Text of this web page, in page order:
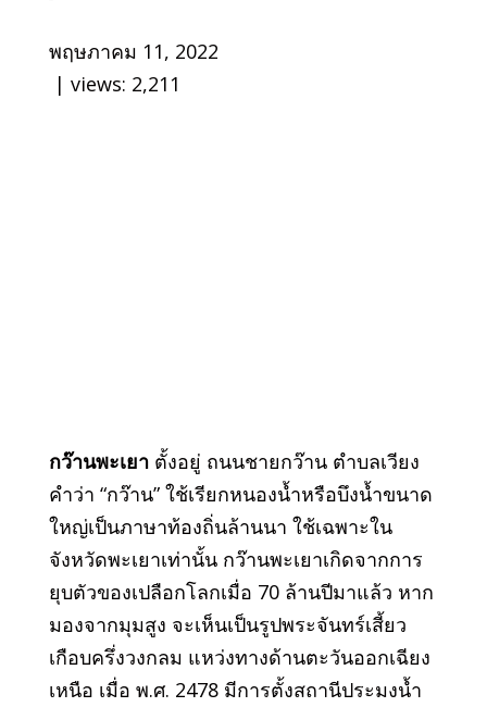
พฤษภาคม 11, 2022
| views: 2,211
กว๊านพะเยาตั้งอยู่ ถนนชายกว๊าน ตำบลเวียง
คำว่า “กว๊าน” ใช้เรียกหนองน้ำหรือบึงน้ำขนาด
ใหญ่เป็นภาษาท้องถิ่นล้านนา ใช้เฉพาะใน
จังหวัดพะเยาเท่านั้น กว๊านพะเยาเกิดจากการ
ยุบตัวของเปลือกโลกเมื่อ 70 ล้านปีมาแล้ว หาก
มองจากมุมสูง จะเห็นเป็นรูปพระจันทร์เสี้ยว
เกือบครึ่งวงกลม แหว่งทางด้านตะวันออกเฉียง
เหนือ เมื่อ พ.ศ. 2478 มีการตั้งสถานีประมงน้ำ